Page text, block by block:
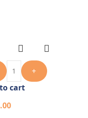
+
cart